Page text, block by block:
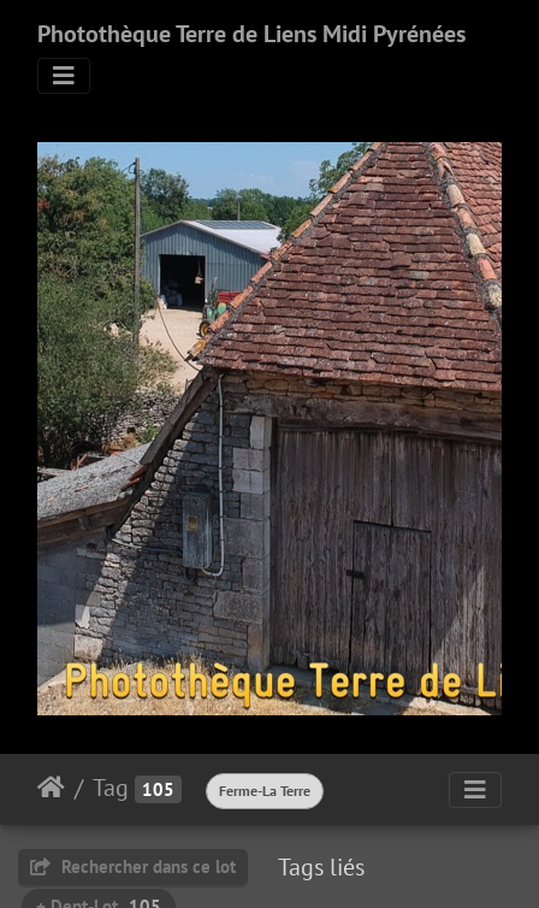
Photothèque Terre de Liens Midi Pyrénées
Tag 105 Ferme-La Terre
Rechercher dans ce lot Tags liés